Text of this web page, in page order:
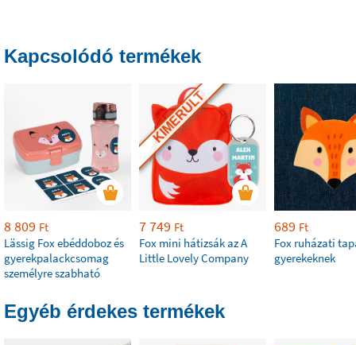
Kapcsolódó termékek
8 809 Ft
Lässig Fox ebéddoboz és
gyerekpalackcsomag
személyre szabható
KIMERÜLT
7 749 Ft
Fox mini hátizsák az A
Little Lovely Company
689 Ft
Fox ruházati
gyerekeknek
Egyéb érdekes termékek